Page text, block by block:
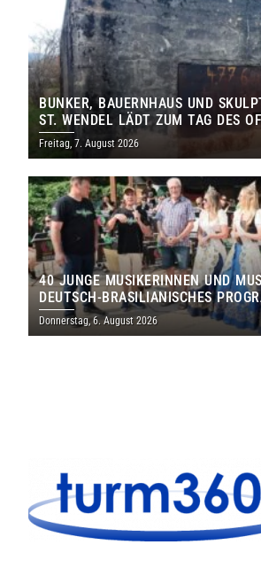
BUNKER, BAUERNHAUS UND
ST. WENDEL LÄDT ZUM TAG DES
DENKMALS EIN
Freitag, 7. August 2026
40 JUNGE MUSIKERINNEN UND
DEUTSCH-BRASILIANISCHES
THOLEY
Donnerstag, 6. August 2026